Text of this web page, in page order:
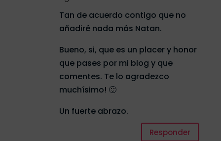
Tan de acuerdo contigo que no
añadiré nada más Natan.
Bueno, si, que es un placer y honor
que pases por mi blog y que
comentes. Te lo agradezco
muchísimo! 🙂
Un fuerte abrazo.
Responder